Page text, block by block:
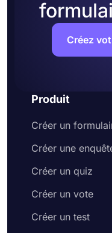
Créez
Produit
Créer un
Créer une
Créer un quiz
Créer un vote
Créer un test